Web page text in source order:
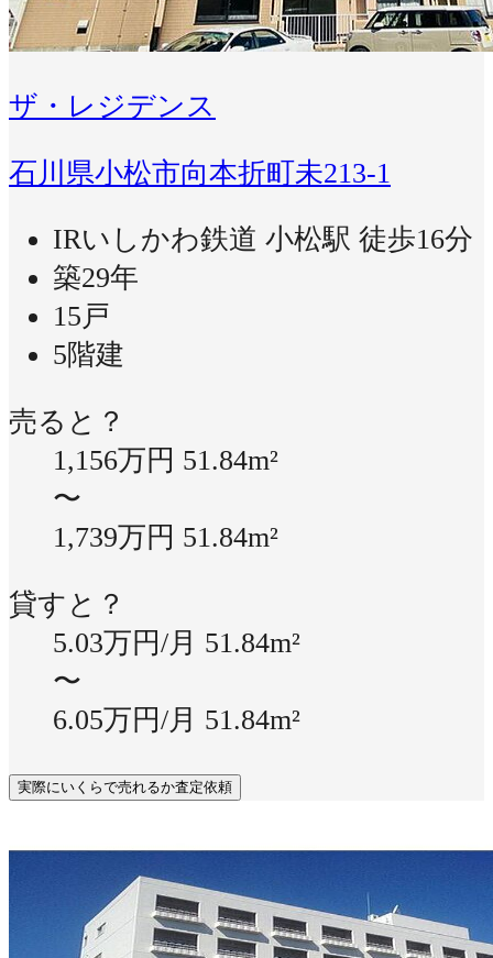
ザ・レジデンス
石川県小松市向本折町未213-1
IRいしかわ鉄道 小松駅 徒歩16分
築29年
15戸
5階建
売ると？
1,156万円 51.84m²
〜
1,739万円 51.84m²
貸すと？
5.03万円/月 51.84m²
〜
6.05万円/月 51.84m²
実際にいくらで売れるか査定依頼